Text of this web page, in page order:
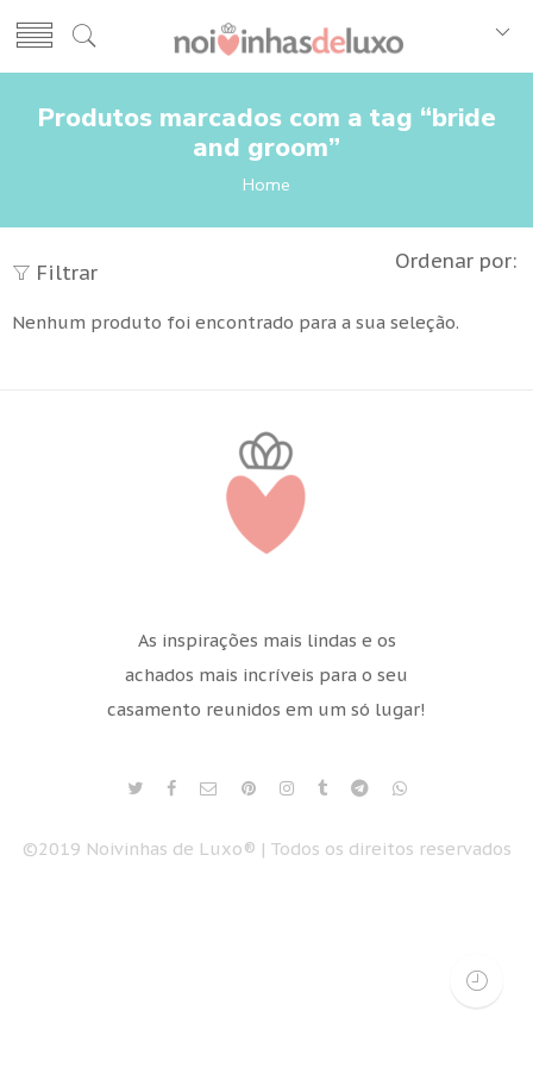
Produtos marcados com a tag “bride
and groom”
Home
Filtrar Ordenar por:
Nenhum produto foi encontrado para a sua seleção.
As inspirações mais lindas e os
achados mais incríveis para o seu
casamento reunidos em um só lugar!
©2019 Noivinhas de Luxo® | Todos os direitos reservados